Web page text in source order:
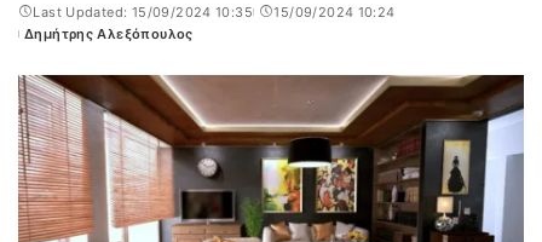
Last Updated: 15/09/2024 10:35
15/09/2024 10:24
Posted
Δημήτρης Αλεξόπουλος